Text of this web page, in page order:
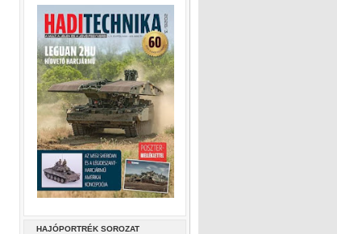
HAJÓPORTRÉK SOROZAT